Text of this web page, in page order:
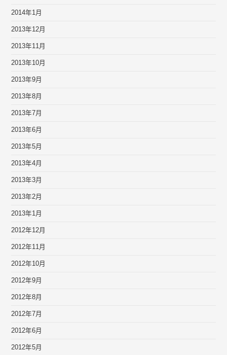
2014年1月
2013年12月
2013年11月
2013年10月
2013年9月
2013年8月
2013年7月
2013年6月
2013年5月
2013年4月
2013年3月
2013年2月
2013年1月
2012年12月
2012年11月
2012年10月
2012年9月
2012年8月
2012年7月
2012年6月
2012年5月